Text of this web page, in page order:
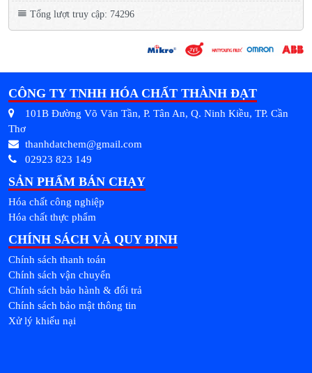
Tổng lượt truy cập: 74296
CÔNG TY TNHH HÓA CHẤT THÀNH ĐẠT
101B Đường Võ Văn Tần, P. Tân An, Q. Ninh Kiều, TP. Cần
Thơ
thanhdatchem@gmail.com
02923 823 149
SẢN PHẨM BÁN CHẠY
Hóa chất công nghiệp
Hóa chất thực phẩm
CHÍNH SÁCH VÀ QUY ĐỊNH
Chính sách thanh toán
Chính sách vận chuyển
Chính sách bảo hành & đổi trả
Chính sách bảo mật thông tin
Xử lý khiếu nại